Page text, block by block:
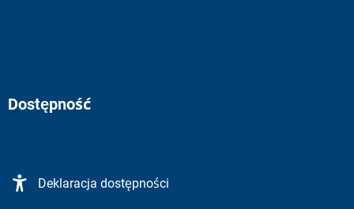
Dostępność
Deklaracja dostępności